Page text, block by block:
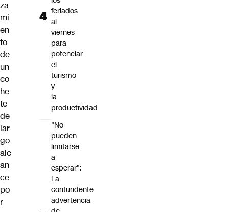
za
mi
en
to
de
un
co
he
te
de
lar
go
alc
an
ce
po
r
feriados
al
viernes
para
potenciar
el
turismo
y
la
productividad
"No
pueden
limitarse
a
esperar":
La
contundente
advertencia